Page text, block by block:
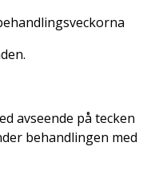
avseende på tecken
behandlingen med